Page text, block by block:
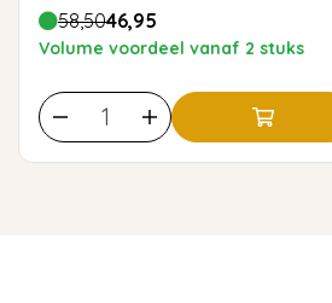
58,5046,95
Volume voordeel vanaf 2 stuks